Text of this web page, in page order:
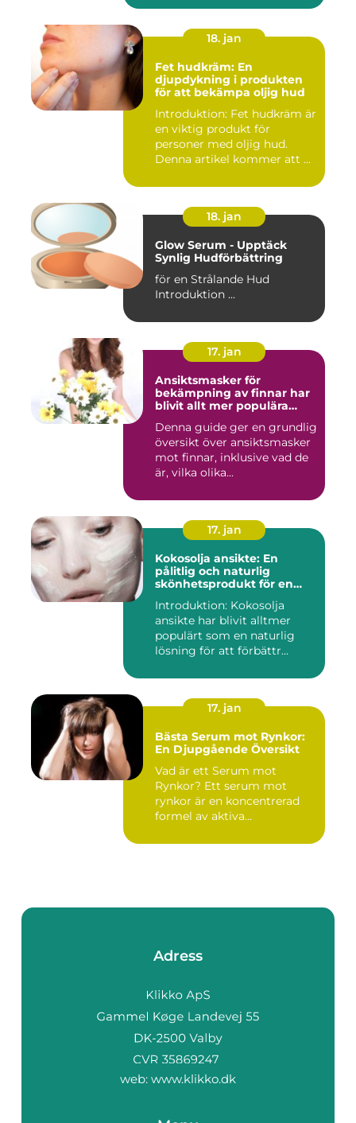
18. jan
Fet hudkräm: En
djupdykning i produkten
för att bekämpa oljig hud
Introduktion: Fet hudkräm är
en viktig produkt för
personer med oljig hud.
Denna artikel kommer att ...
18. jan
Glow Serum - Upptäck
Synlig Hudförbättring
för en Strålande Hud
Introduktion ...
17. jan
Ansiktsmasker för
bekämpning av finnar har
blivit allt mer populära
Denna guide ger en grundlig
översikt över ansiktsmasker
mot finnar, inklusive vad de
är, vilka olika...
17. jan
Kokosolja ansikte: En
pålitlig och naturlig
skönhetsprodukt för en
Introduktion: Kokosolja
ansikte har blivit alltmer
populärt som en naturlig
lösning för att förbättr...
17. jan
Bästa Serum mot Rynkor:
En Djupgående Översikt
Vad är ett Serum mot
Rynkor? Ett serum mot
rynkor är en koncentrerad
formel av aktiva
Adress
web: www.klikko.dk